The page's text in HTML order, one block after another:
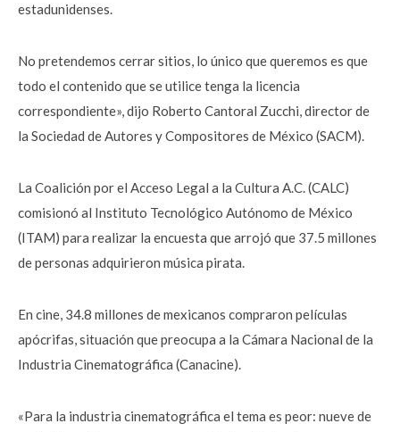
estadunidenses.
No pretendemos cerrar sitios, lo único que queremos es que
todo el contenido que se utilice tenga la licencia
correspondiente», dijo Roberto Cantoral Zucchi, director de
la Sociedad de Autores y Compositores de México (SACM).
La Coalición por el Acceso Legal a la Cultura A.C. (CALC)
comisionó al Instituto Tecnológico Autónomo de México
(ITAM) para realizar la encuesta que arrojó que 37.5 millones
de personas adquirieron música pirata.
En cine, 34.8 millones de mexicanos compraron películas
apócrifas, situación que preocupa a la Cámara Nacional de la
Industria Cinematográfica (Canacine).
«Para la industria cinematográfica el tema es peor: nueve de